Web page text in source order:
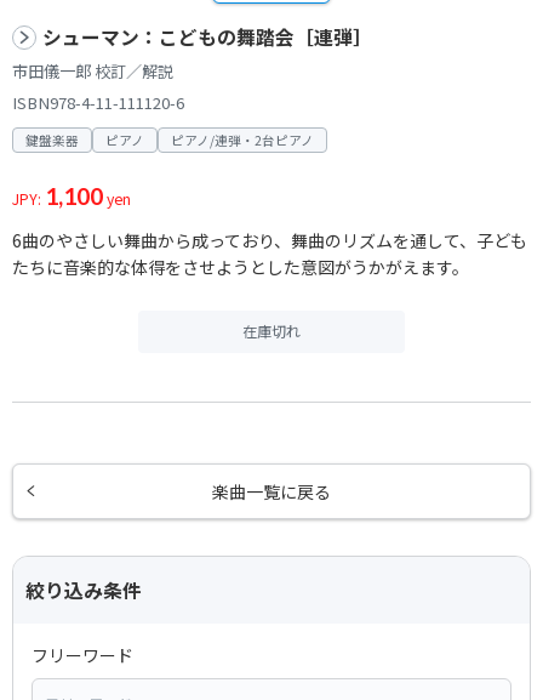
シューマン：こどもの舞踏会［連弾］
市田儀一郎 校訂／解説
ISBN978-4-11-111120-6
鍵盤楽器 ピアノ ピアノ/連弾・2台ピアノ
JPY: 1,100yen
6曲のやさしい舞曲から成っており、舞曲のリズムを通して、子ども
たちに音楽的な体得をさせようとした意図がうかがえます。
在庫切れ
楽曲一覧に戻る
絞り込み条件
フリーワード